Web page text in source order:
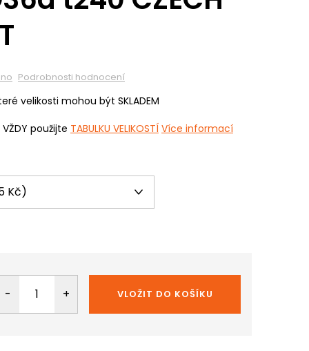
Podrobnosti hodnocení
velikosti mohou být SKLADEM
použijte TABULKU VELIKOSTÍ Více informací
VLOŽIT DO KOŠÍKU